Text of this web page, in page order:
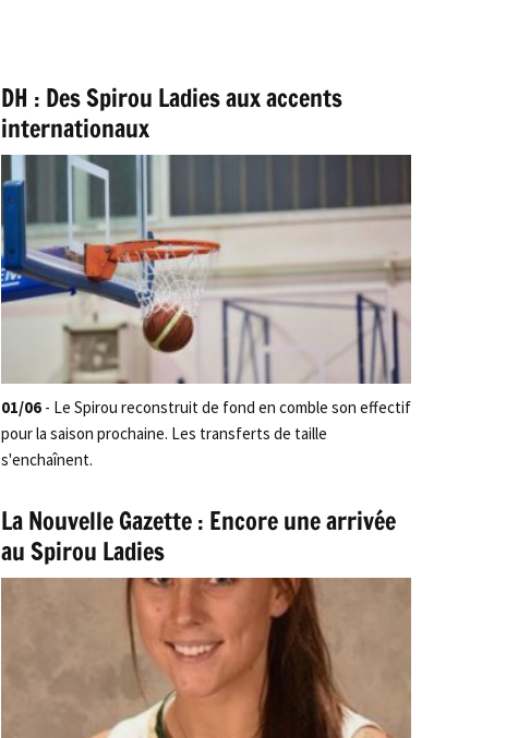
DH : Des Spirou Ladies aux accents
internationaux
01/06- Le Spirou reconstruit de fond en comble son effectif
pour la saison prochaine. Les transferts de taille
s'enchaînent.
La Nouvelle Gazette : Encore une arrivée
au Spirou Ladies